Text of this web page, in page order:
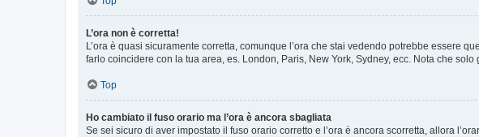
L’ora non è corretta!
L’ora è quasi sicuramente corretta, comunque l’ora che stai vedendo potrebbe essere
farlo coincidere con la tua area, es. London, Paris, New York, Sydney, ecc. Nota che
Top
Ho cambiato il fuso orario ma l’ora è ancora sbagliata
Se sei sicuro di aver impostato il fuso orario corretto e l’ora è ancora scorretta, allora